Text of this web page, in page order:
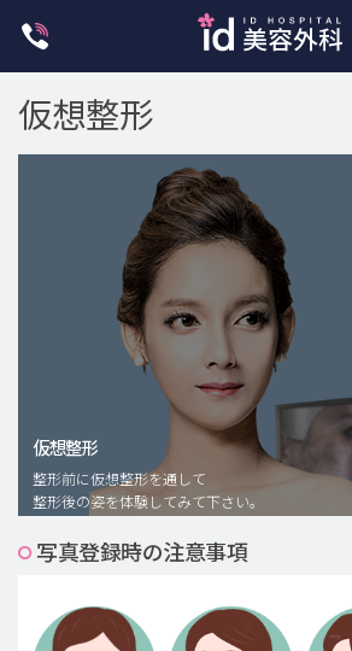
脂肪注入(アンチエイジング)
豊胸手術・バストアップ
プチ整形
メンズ整形
仮想整形
仮想整形
整形前に仮想整形を通して
整形後の姿を体験してみて下さい。
写真登録時の注意事項